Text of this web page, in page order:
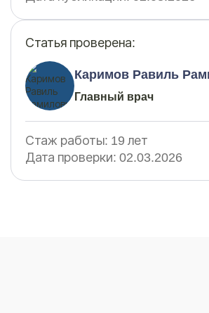
Статья проверена:
Каримов Равиль
Главный врач
Стаж работы: 19 лет
Дата проверки: 02.03.2026